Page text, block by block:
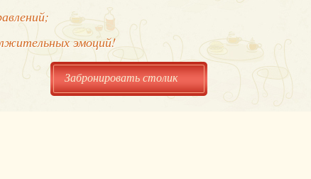
эмоций!
Забронировать столик